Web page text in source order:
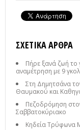
ΣΧΕΤΙΚΆ ΆΡΘΡΑ
Πήρε ξανά ζωή το
αναμέτρηση με 9
Στη Δημητσάνα
Θαυμακού και
Πεζοδρόμηση
Σαββατοκύριακο
Κηδεία Τρύφωνα